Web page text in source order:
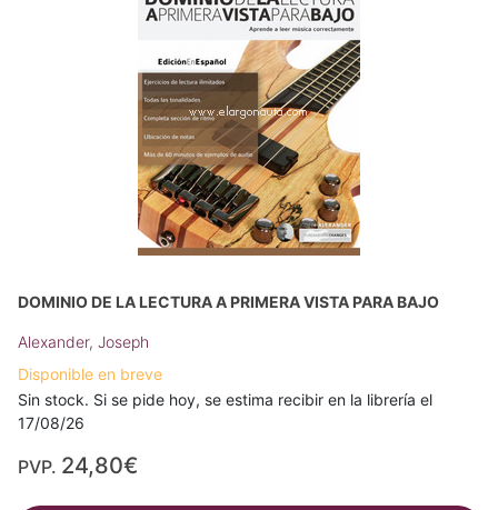
DOMINIO DE LA LECTURA A PRIMERA VISTA PARA BAJO
Alexander, Joseph
Disponible en breve
Sin stock. Si se pide hoy, se estima recibir en la librería el
17/08/26
PVP. 24,80€